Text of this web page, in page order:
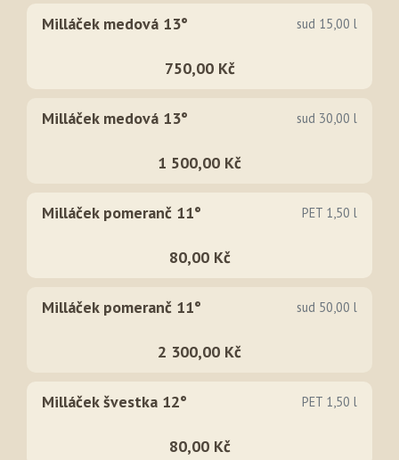
Milláček medová 13° sud 15,00 l
750,00 Kč
Milláček medová 13° sud 30,00 l
1 500,00 Kč
Milláček pomeranč 11° PET 1,50 l
80,00 Kč
Milláček pomeranč 11° sud 50,00 l
2 300,00 Kč
Milláček švestka 12° PET 1,50 l
80,00 Kč